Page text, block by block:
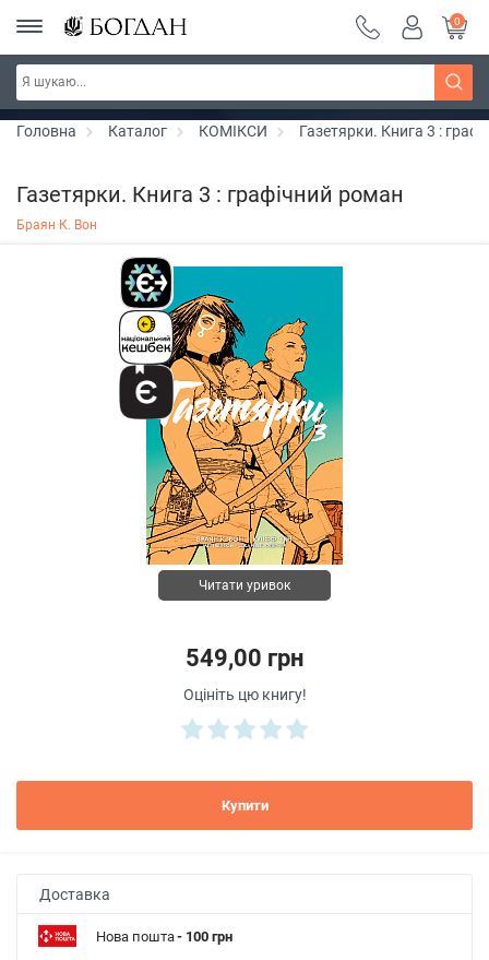
Серія "Чейзіана" ~ знижка 20%
0
Головна Каталог КОМІКСИ Газетярки. Книга 3 :
Газетярки. Книга 3 : графічний роман
Браян К. Вон
Читати уривок
549,00 грн
Оцініть цю книгу!
Купити
Доставка
Нова пошта- 100 грн